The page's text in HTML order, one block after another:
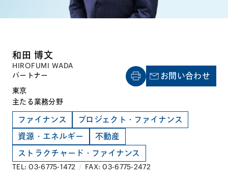
和田 博文
HIROFUMI WADA
パートナー
東京
主たる業務分野
ファイナンス
プロジェクト・ファイナンス
資源・エネルギー
不動産
ストラクチャード・ファイナンス
TEL: 03-6775-1472 / FAX: 03-6775-2472
お問い合わせ